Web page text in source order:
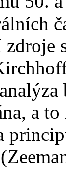
zdroje
a